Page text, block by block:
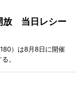
放 当日レシー
）は8月8日に開催
。